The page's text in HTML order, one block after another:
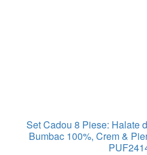
Set Cadou 8 Piese: Halate
Bumbac 100%, Crem &